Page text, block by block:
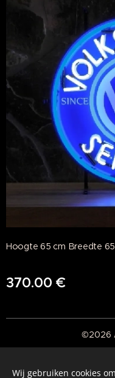
Hoogte 65 cm Breedte
370.00 €
©2026
Wij gebruiken cookies